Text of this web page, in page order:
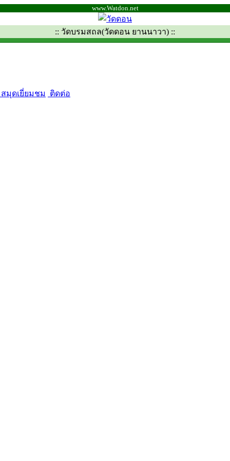
www.Watdon.net
:: วัดบรมสถล(วัดดอน ยานนาวา) ::
สมุดเยี่ยมชม ติดต่อ